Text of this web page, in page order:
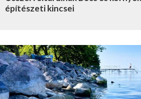
építészeti kincsei